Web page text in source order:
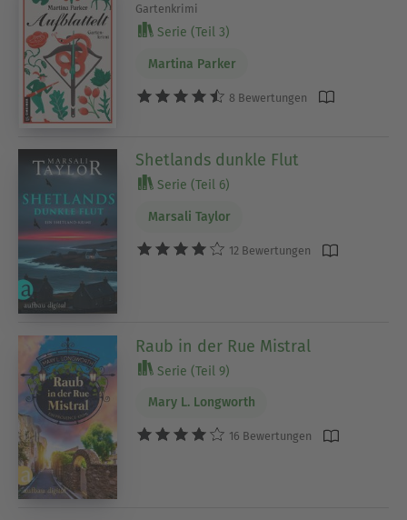
Gartenkrimi
Serie (Teil 3)
Martina Parker
8 Bewertungen
Shetlands dunkle Flut
Serie (Teil 6)
Marsali Taylor
12 Bewertungen
Raub in der Rue Mistral
Serie (Teil 9)
Mary L. Longworth
16 Bewertungen